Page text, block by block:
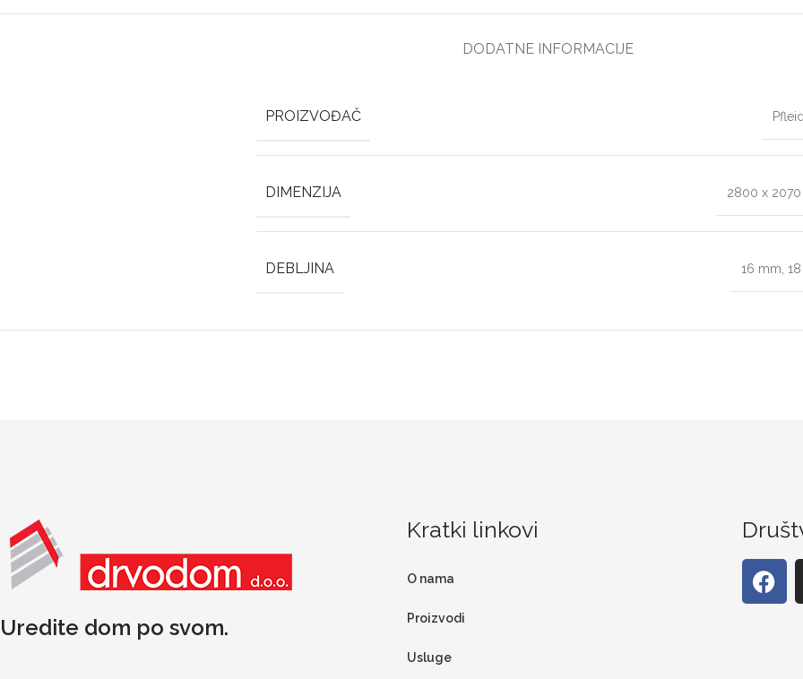
DODATNE INFORMACIJE
PROIZVOĐAČ
DIMENZIJA 2800 x
DEBLJINA 16 mm,
Uredite dom po svom.
Kratki linkovi
O nama
Proizvodi
Usluge